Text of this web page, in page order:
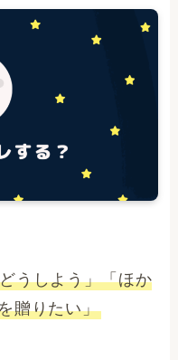
うしよう」「ほか
贈りたい」